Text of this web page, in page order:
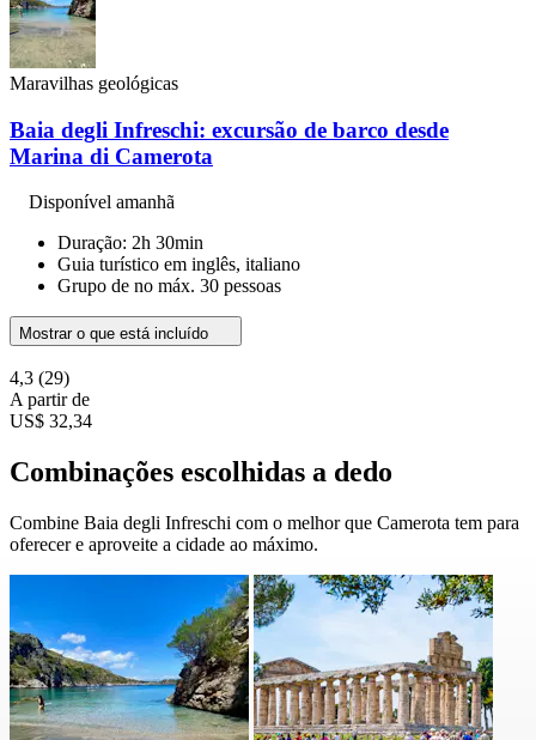
Maravilhas geológicas
Baia degli Infreschi: excursão de barco desde
Marina di Camerota
Disponível amanhã
Duração: 2h 30min
Guia turístico em inglês, italiano
Grupo de no máx. 30 pessoas
Mostrar o que está incluído
4,3 (29)
A partir de
US$ 32,34
Combinações escolhidas a dedo
Combine Baia degli Infreschi com o melhor que Camerota tem para
oferecer e aproveite a cidade ao máximo.